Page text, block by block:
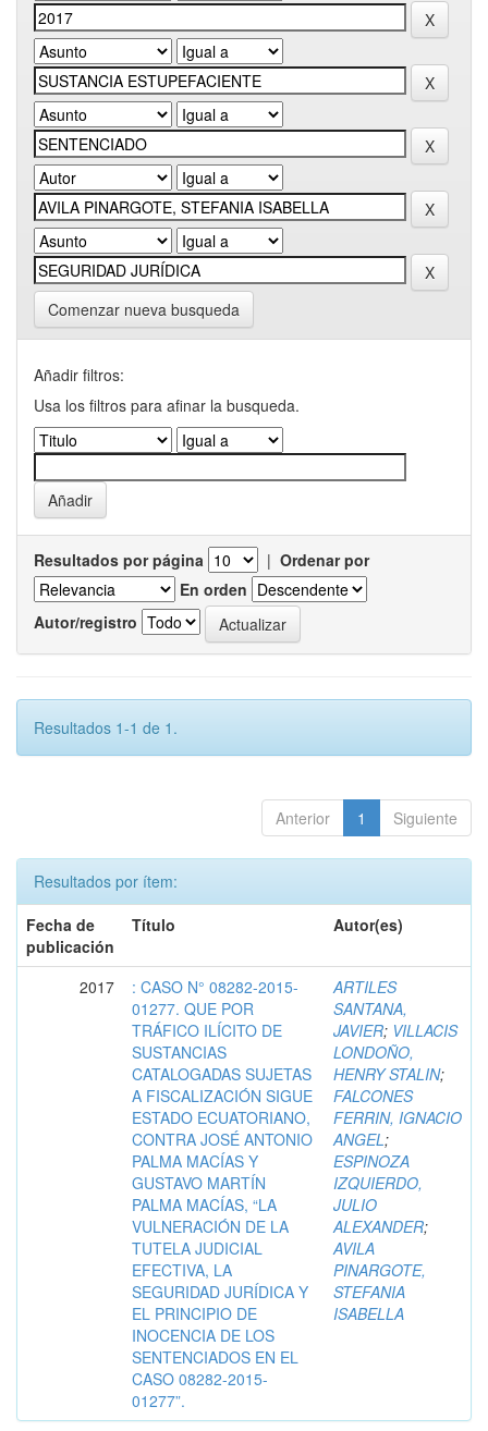
Comenzar nueva busqueda
Añadir filtros:
Usa los filtros para afinar la busqueda.
Resultados por página | Ordenar por
En orden
Autor/registro
Resultados 1-1 de 1.
Anterior 1 Siguiente
Resultados por ítem:
Fecha de
publicación
Título Autor(es)
2017
: CASO N° 08282-2015-
01277. QUE POR
TRÁFICO ILÍCITO DE
SUSTANCIAS
CATALOGADAS SUJETAS
A FISCALIZACIÓN SIGUE
ESTADO ECUATORIANO,
CONTRA JOSÉ ANTONIO
PALMA MACÍAS Y
GUSTAVO MARTÍN
PALMA MACÍAS, “LA
VULNERACIÓN DE LA
TUTELA JUDICIAL
EFECTIVA, LA
SEGURIDAD JURÍDICA Y
EL PRINCIPIO DE
INOCENCIA DE LOS
SENTENCIADOS EN EL
CASO 08282-2015-
01277”.
ARTILES
SANTANA,
JAVIER; VILLACIS
LONDOÑO,
HENRY STALIN;
FALCONES
FERRIN, IGNACIO
ANGEL;
ESPINOZA
IZQUIERDO,
JULIO
ALEXANDER;
AVILA
PINARGOTE,
STEFANIA
ISABELLA